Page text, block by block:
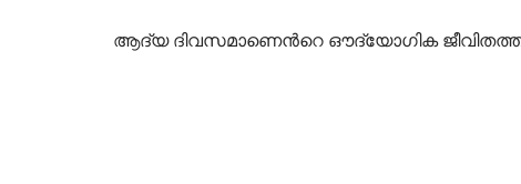
ആദ്യ ദിവസമാണെന്‍റെ ഔദ്യോഗിക